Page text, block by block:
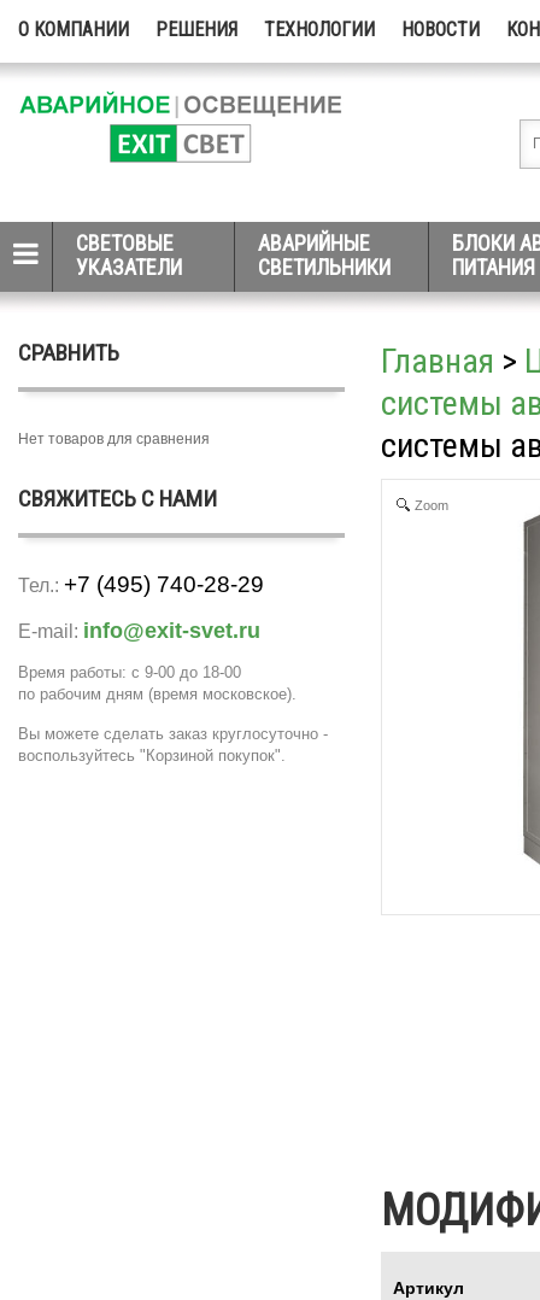
О КОМПАНИИ РЕШЕНИЯ ТЕХНОЛОГИИ НОВОСТИ
СВЕТОВЫЕ
УКАЗАТЕЛИ
АВАРИЙНЫЕ
СВЕТИЛЬНИКИ
БЛОКИ
ПИТАНИЯ
СРАВНИТЬ
Нет товаров для сравнения
СВЯЖИТЕСЬ С НАМИ
Тел.: +7 (495) 740-28-29
E-mail: info@exit-svet.ru
Время работы: с 9-00 до 18-00
по рабочим дням (время московское).
Вы можете сделать заказ круглосуточно -
воспользуйтесь "Корзиной покупок".
Главная >
системы
системы
Zoom
Артикул